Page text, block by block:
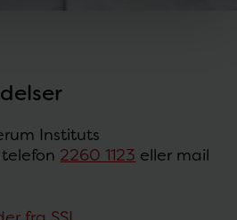
Instituts
2260 1123 eller mail